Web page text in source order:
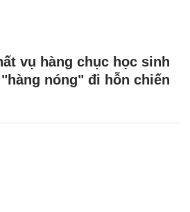
vụ hàng chục học sinh
nóng" đi hỗn chiến